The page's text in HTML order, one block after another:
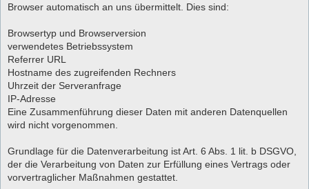
Browser automatisch an uns übermittelt. Dies sind:
Browsertyp und Browserversion
verwendetes Betriebssystem
Referrer URL
Hostname des zugreifenden Rechners
Uhrzeit der Serveranfrage
IP-Adresse
Eine Zusammenführung dieser Daten mit anderen Datenquellen
wird nicht vorgenommen.
Grundlage für die Datenverarbeitung ist Art. 6 Abs. 1 lit. b DSGVO,
der die Verarbeitung von Daten zur Erfüllung eines Vertrags oder
vorvertraglicher Maßnahmen gestattet.